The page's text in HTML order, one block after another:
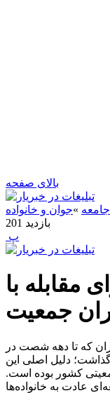
بالای صفحه
جامعه »جوان و خانواده
201 بازدید
‍ پ
برای مقابله با
جمعیت
که تا دهه شصت در
۷۰ رو به کاهش گذاشت؛ دلیل اصلی این
کشور بوده است.
عادت به خانواده‌ها